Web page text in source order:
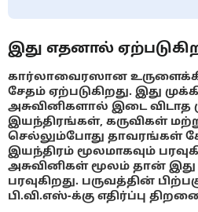
இது எதனால்
கார்லாவைரஸான
சேதம் ஏற்படுகிறது. இது
அசுவினிகளால் இடை விடாத
இயந்திரங்கள், கருவிகள்
செல்லும்போது தாவரங்கள்
இயந்திரம் மூலமாகவும்
அசுவினிகள் மூலம் தான்
பரவுகிறது. பருவத்தின்
பி.வி.எஸ்-க்கு எதிர்ப்பு